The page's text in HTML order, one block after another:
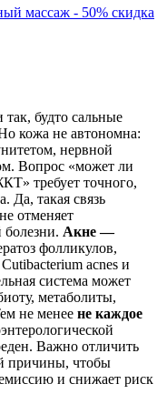
массаж - 50% скидка
будто сальные
кожа не автономна:
нервной
Вопрос «может ли
требует точного,
Да, такая связь
отменяет
болезни. Акне —
фолликулов,
acnes и
система может
метаболиты,
не менее не каждое
Важно отличить
причины, чтобы
и снижает риск